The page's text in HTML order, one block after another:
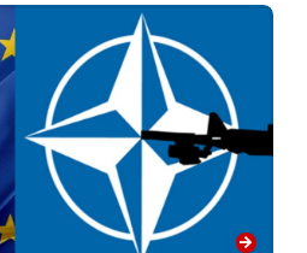
arrow_forward